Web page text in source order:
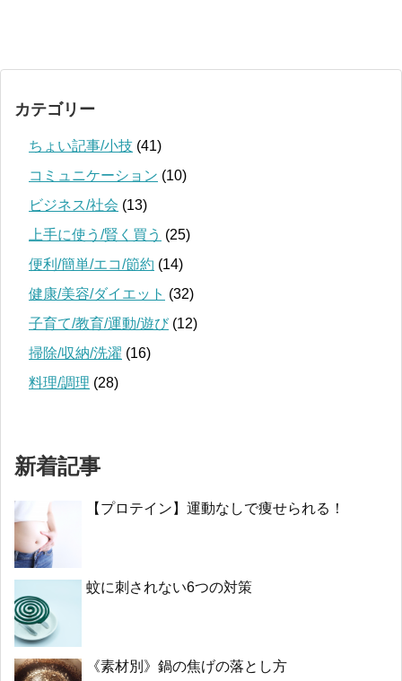
カテゴリー
ちょい記事/小技 (41)
コミュニケーション (10)
ビジネス/社会 (13)
上手に使う/賢く買う (25)
便利/簡単/エコ/節約 (14)
健康/美容/ダイエット (32)
子育て/教育/運動/遊び(12)
掃除/収納/洗濯 (16)
料理/調理 (28)
新着記事
【プロテイン】運動なしで痩せられる！
蚊に刺されない6つの対策
《素材別》鍋の焦げの落とし方